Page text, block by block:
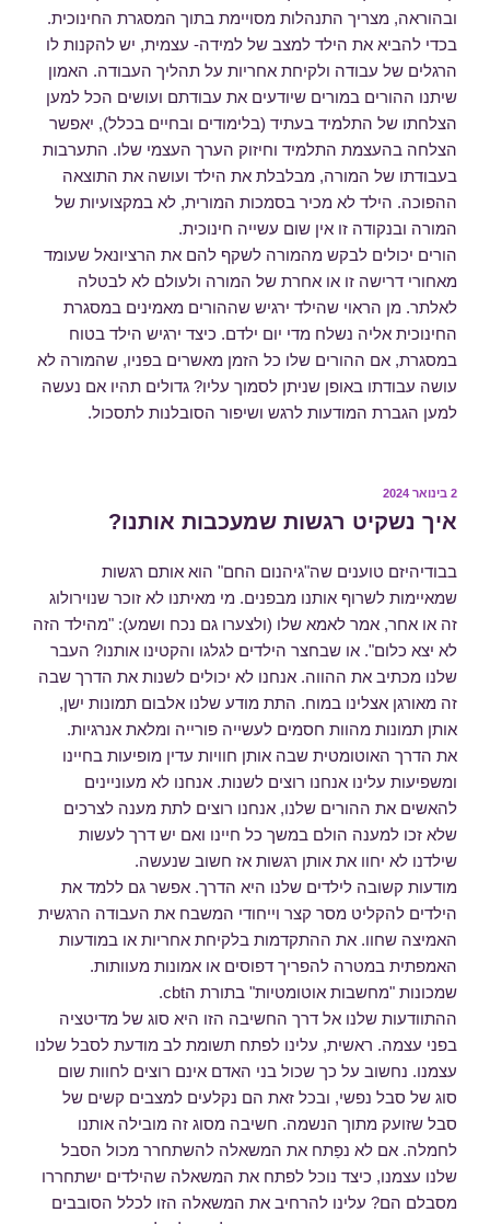
ובהוראה, מצריך התנהלות מסויימת בתוך המסגרת החינוכית.
בכדי להביא את הילד למצב של למידה- עצמית, יש להקנות לו
הרגלים של עבודה ולקיחת אחריות על תהליך העבודה. האמון
שיתנו ההורים במורים שיודעים את עבודתם ועושים הכל למען
הצלחתו של התלמיד בעתיד (בלימודים ובחיים בכלל), יאפשר
הצלחה בהעצמת התלמיד וחיזוק הערך העצמי שלו. התערבות
בעבודתו של המורה, מבלבלת את הילד ועושה את התוצאה
ההפוכה. הילד לא מכיר בסמכות המורית, לא במקצועיות של
המורה ובנקודה זו אין שום עשייה חינוכית.
הורים יכולים לבקש מהמורה לשקף להם את הרציונאל שעומד
מאחורי דרישה זו או אחרת של המורה ולעולם לא לבטלה
לאלתר. מן הראוי שהילד ירגיש שההורים מאמינים במסגרת
החינוכית אליה נשלח מדי יום ילדם. כיצד ירגיש הילד בטוח
במסגרת, אם ההורים שלו כל הזמן מאשרים בפניו, שהמורה לא
עושה עבודתו באופן שניתן לסמוך עליו? גדולים תהיו אם נעשה
למען הגברת המודעות לרגש ושיפור הסובלנות לתסכול.
פורסם
2 בינואר 2024
איך נשקיט רגשות שמעכבות אותנו?
בבודיהיזם טוענים שה"גיהנום החם" הוא אותם רגשות
שמאיימות לשרוף אותנו מבפנים. מי מאיתנו לא זוכר שנוירולוג
זה או אחר, אמר לאמא שלו (ולצערו גם נכח ושמע): "מהילד הזה
לא יצא כלום". או שבחצר הילדים לגלגו והקטינו אותנו? העבר
שלנו מכתיב את ההווה. אנחנו לא יכולים לשנות את הדרך שבה
זה מאורגן אצלינו במוח. התת מודע שלנו אלבום תמונות ישן,
אותן תמונות מהוות חסמים לעשייה פורייה ומלאת אנרגיות.
את הדרך האוטומטית שבה אותן חוויות עדין מופיעות בחיינו
ומשפיעות עלינו אנחנו רוצים לשנות. אנחנו לא מעוניינים
להאשים את ההורים שלנו, אנחנו רוצים לתת מענה לצרכים
שלא זכו למענה הולם במשך כל חיינו ואם יש דרך לעשות
שילדנו לא יחוו את אותן רגשות אז חשוב שנעשה.
מודעות קשובה לילדים שלנו היא הדרך. אפשר גם ללמד את
הילדים להקליט מסר קצר וייחודי המשבח את העבודה הרגשית
האמיצה שחוו. את ההתקדמות בלקיחת אחריות או במודעות
האמפתית במטרה להפריך דפוסים או אמונות מעוותות.
שמכונות "מחשבות אוטומטיות" בתורת הcbt.
ההתוודעות שלנו אל דרך החשיבה הזו היא סוג של מדיטציה
בפני עצמה. ראשית, עלינו לפתח תשומת לב מודעת לסבל שלנו
עצמנו. נחשוב על כך שכול בני האדם אינם רוצים לחוות שום
סוג של סבל נפשי, ובכל זאת הם נקלעים למצבים קשים של
סבל שזועק מתוך הנשמה. חשיבה מסוג זה מובילה אותנו
לחמלה. אם לא נפַתח את המשאלה להשתחרר מכול הסבל
שלנו עצמנו, כיצד נוכל לפתח את המשאלה שהילדים ישתחררו
מסבלם הם? עלינו להרחיב את המשאלה הזו לכלל הסובבים